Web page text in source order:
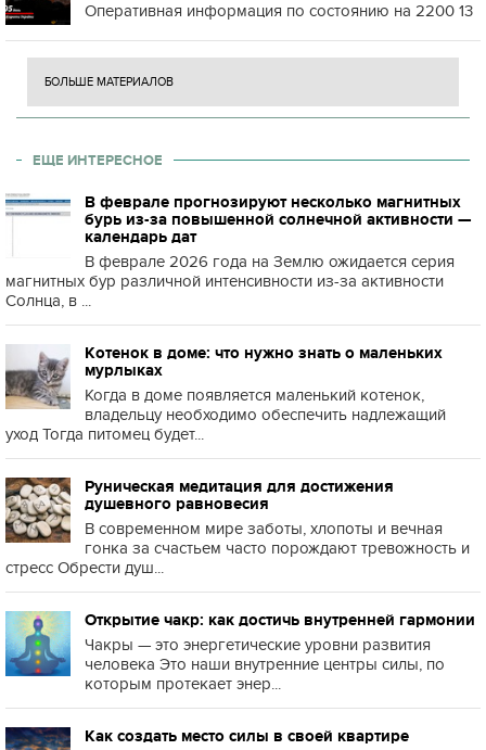
Оперативная информация по состоянию на 2200 13
БОЛЬШЕ МАТЕРИАЛОВ
ЕЩЕ ИНТЕРЕСНОЕ
В феврале прогнозируют несколько магнитных
бурь из-за повышенной солнечной активности —
календарь дат
В феврале 2026 года на Землю ожидается серия
магнитных бур различной интенсивности из-за активности
Солнца, в ...
Котенок в доме: что нужно знать о маленьких
мурлыках
Когда в доме появляется маленький котенок,
владельцу необходимо обеспечить надлежащий
уход Тогда питомец будет...
Руническая медитация для достижения
душевного равновесия
В современном мире заботы, хлопоты и вечная
гонка за счастьем часто порождают тревожность и
стресс Обрести душ...
Открытие чакр: как достичь внутренней гармонии
Чакры — это энергетические уровни развития
человека Это наши внутренние центры силы, по
которым протекает энер...
Как создать место силы в своей квартире